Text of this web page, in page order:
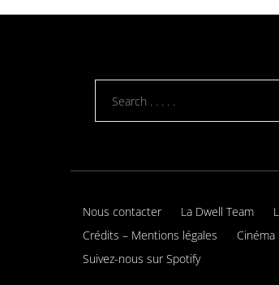
Nous contacter La Dwell Team
Crédits – Mentions légales
Cinéma
Suivez-nous sur Spotify